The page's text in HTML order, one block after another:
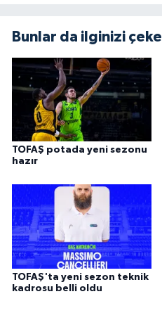
Bunlar da ilginizi
TOFAŞ potada yeni sezonu
hazır
TOFAŞ'ta yeni sezon teknik
kadrosu belli oldu